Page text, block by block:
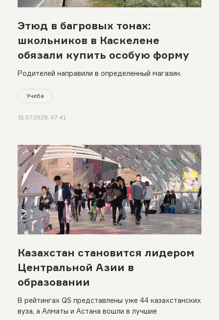
Этюд в багровых тонах:
школьников в Каскелене
обязали купить особую форму
Родителей направили в определенный магазин.
Учеба
31.07.2026, 07:41
Казахстан становится лидером
Центральной Азии в
образовании
В рейтингах QS представлены уже 44 казахстанских
вуза, а Алматы и Астана вошли в лучшие